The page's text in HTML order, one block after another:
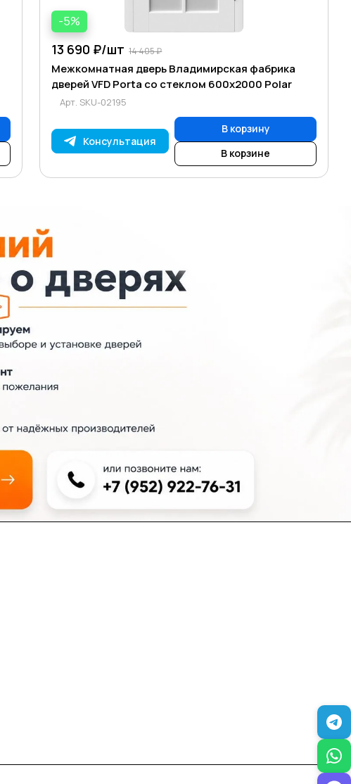
-5%
13 690 ₽/шт 14 405 ₽
Межкомнатная дверь Владимирская фабрика
дверей VFD Porta со стеклом 600х2000 Polar
Арт. SKU-02195
Консультация
В корзину
В корзине